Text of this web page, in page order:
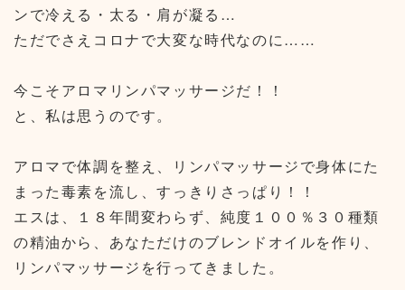
ンで冷える・太る・肩が凝る…
ただでさえコロナで大変な時代なのに……
今こそアロマリンパマッサージだ！！
と、私は思うのです。
アロマで体調を整え、リンパマッサージで身体にた
まった毒素を流し、すっきりさっぱり！！
エスは、１８年間変わらず、純度１００％３０種類
の精油から、あなただけのブレンドオイルを作り、
リンパマッサージを行ってきました。